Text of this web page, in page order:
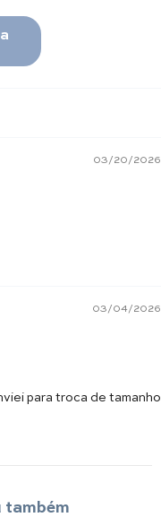
03/20/2026
03/04/2026
para troca de tamanho
também